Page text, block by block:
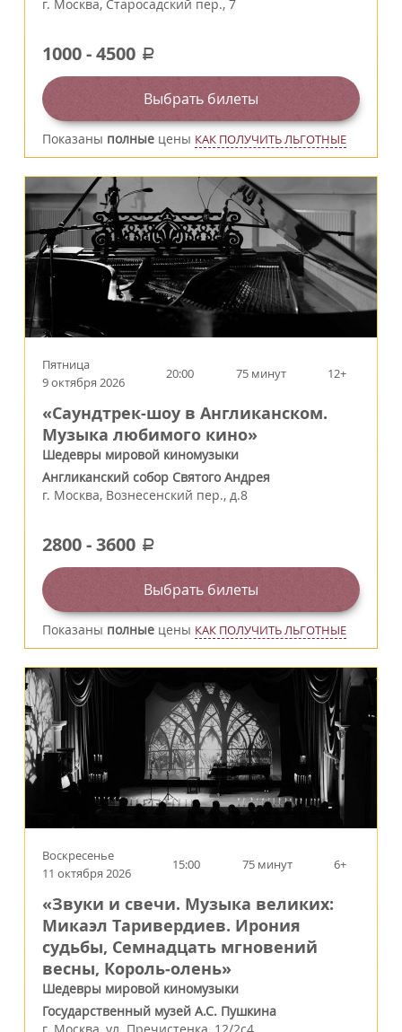
г. Москва, Старосадский пер., 7
1000-4500 a
Выбрать билеты
Показаны полные цены КАК ПОЛУЧИТЬ ЛЬГОТНЫЕ
Пятница
9 октября 2026
20:00 75 минут 12+
«Саундтрек-шоу в Англиканском.
Музыка любимого кино»
Шедевры мировой киномузыки
Англиканский собор Святого Андрея
г. Москва, Вознесенский пер., д.8
2800-3600 a
Выбрать билеты
Показаны полные цены КАК ПОЛУЧИТЬ ЛЬГОТНЫЕ
Воскресенье
11 октября 2026
15:00 75 минут 6+
«Звуки и свечи. Музыка великих:
Микаэл Таривердиев. Ирония
судьбы, Семнадцать мгновений
весны, Король‑олень»
Шедевры мировой киномузыки
Государственный музей А.С. Пушкина